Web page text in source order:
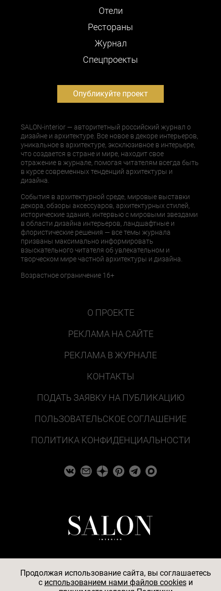
Отели
Рестораны
Журнал
Cпецпроекты
Опубликуйте проект
SALON-interior — авторитетный российский журнал о
дизайне и архитектуре. Все новое в декоре интерьеров,
уникальное в архитектуре, эксклюзивное в интерьере,
что создается в стране и мире, находит свое
отражение в журнале, помогая читателям всегда быть
в курсе современных тенденций архитектуры и
дизайна.
События в архитектурной среде, мировые выставки
декора, обзоры аксессуаров, архитектурных стилей,
исторические здания, интервью с мировыми звездами
в области дизайна интерьеров, ландшафтные и
флористические решения — все темы журнала
призваны максимально информировать
взыскательного читателя об увлекательном и
творческом мире частной архитектуры и дизайна.
Возрастное ограничение 16+
О ПРОЕКТЕ
РЕКЛАМА НА САЙТЕ
РЕКЛАМА В ЖУРНАЛЕ
КОНТАКТЫ
ПОДАТЬ ЗАЯВКУ НА ПУБЛИКАЦИЮ
ПОЛЬЗОВАТЕЛЬСКОЕ СОГЛАШЕНИЕ
ПОЛИТИКА КОНФИДЕНЦИАЛЬНОСТИ
© 2026
Продолжая использование сайта, вы соглашаетесь
c использованием нами файлов cookiesи